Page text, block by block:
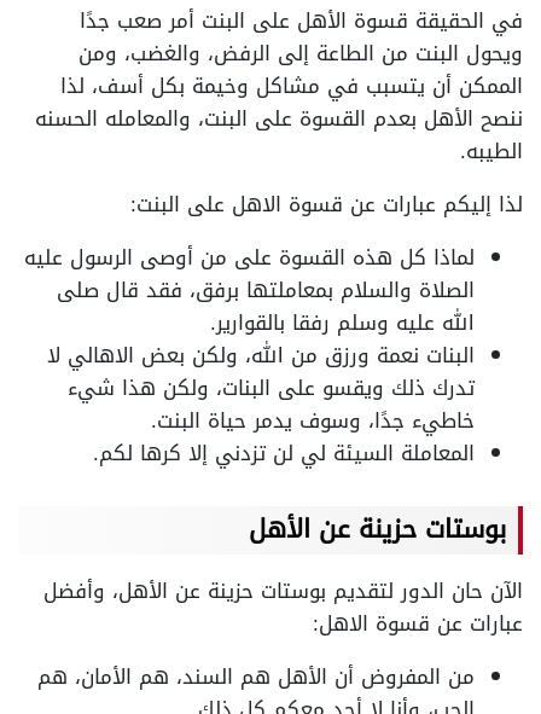
في الحقيقة قسوة الأهل على البنت أمر صعب جدًا
ويحول البنت من الطاعة إلى الرفض، والغضب، ومن
الممكن أن يتسبب في مشاكل وخيمة بكل أسف، لذا
ننصح الأهل بعدم القسوة على البنت، والمعامله الحسنه
الطيبه.
لذا إليكم عبارات عن قسوة الاهل على البنت:
لماذا كل هذه القسوة على من أوصى الرسول عليه
الصلاة والسلام بمعاملتها برفق، فقد قال صلى
الله عليه وسلم رفقا بالقوارير.
البنات نعمة ورزق من الله، ولكن بعض الاهالي لا
تدرك ذلك ويقسو على البنات، ولكن هذا شيء
خاطيء جدًا، وسوف يدمر حياة البنت.
المعاملة السيئة لي لن تزدني إلا كرها لكم.
بوستات حزينة عن الأهل
الآن حان الدور لتقديم بوستات حزينة عن الأهل، وأفضل
عبارات عن قسوة الاهل:
من المفروض أن الأهل هم السند، هم الأمان، هم